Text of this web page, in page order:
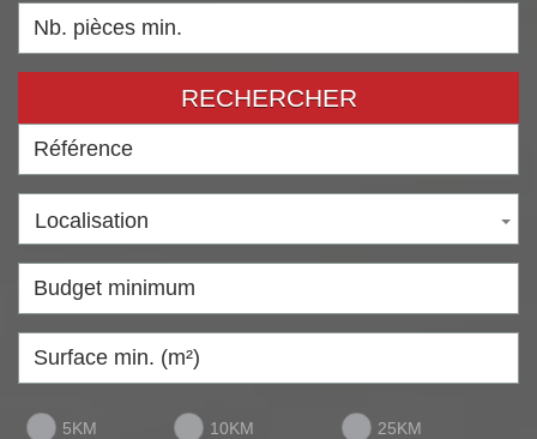
RECHERCHER
Localisation
5KM 10KM 25KM